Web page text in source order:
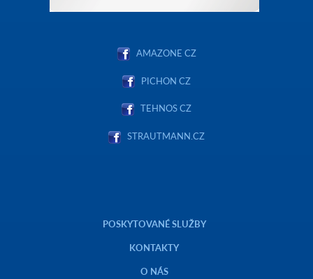
AMAZONE CZ
PICHON CZ
TEHNOS CZ
STRAUTMANN.CZ
POSKYTOVANÉ SLUŽBY
KONTAKTY
O NÁS